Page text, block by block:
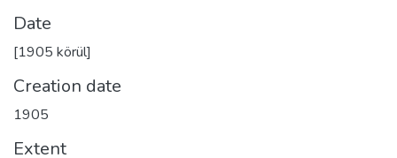
Date
[1905 körül]
Creation date
1905
Extent